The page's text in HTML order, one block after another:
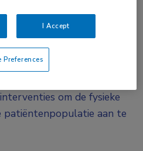
acuut hartfalen
erg kwetsbaar, hebben een
herstellen langzamer en
om de fysieke
patiëntenpopulatie aan te
I Accept
Preferences